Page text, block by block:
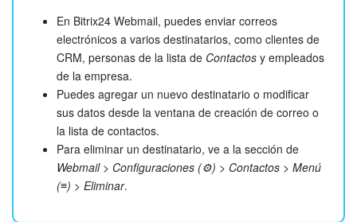
En Bitrix24 Webmail, puedes enviar correos
electrónicos a varios destinatarios, como clientes de
CRM, personas de la lista de Contactos y empleados
de la empresa.
Puedes agregar un nuevo destinatario o modificar
sus datos desde la ventana de creación de correo o
la lista de contactos.
Para eliminar un destinatario, ve a la sección de
Webmail> Configuraciones (⚙️) > Contactos > Menú
(≡) > Eliminar.